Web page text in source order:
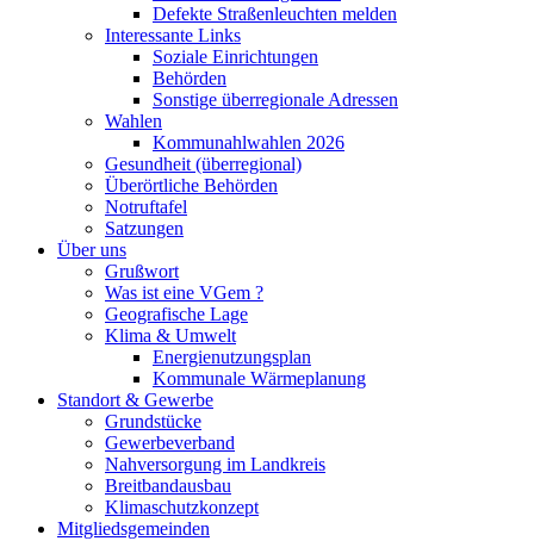
Defekte Straßenleuchten melden
Interessante Links
Soziale Einrichtungen
Behörden
Sonstige überregionale Adressen
Wahlen
Kommunahlwahlen 2026
Gesundheit (überregional)
Überörtliche Behörden
Notruftafel
Satzungen
Über uns
Grußwort
Was ist eine VGem ?
Geografische Lage
Klima & Umwelt
Energienutzungsplan
Kommunale Wärmeplanung
Standort & Gewerbe
Grundstücke
Gewerbeverband
Nahversorgung im Landkreis
Breitbandausbau
Klimaschutzkonzept
Mitgliedsgemeinden